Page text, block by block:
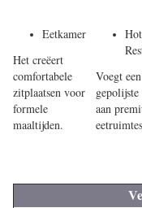
Eetkamer
Het creëert
comfortabele
zitplaatsen voor
formele
maaltijden.
Voegt een
aan